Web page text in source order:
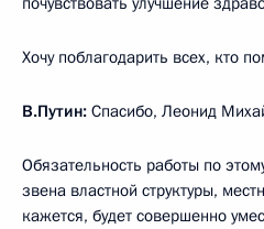
Хочу поблагодарить всех, кто
В.Путин: Спасибо, Леонид
Обязательность работы по
звена властной структуры,
кажется, будет совершенно